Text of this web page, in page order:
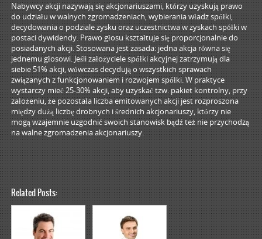
Nabywcy akcji nazywają się akcjonariuszami, którzy uzyskują prawo
do udziału w walnych zgromadzeniach, wybierania władz spółki,
decydowania o podziale zysku oraz uczestnictwa w zyskach spółki w
postaci dywidendy. Prawo głosu kształtuje się proporcjonalnie do
posiadanych akcji. Stosowana jest zasada: jedna akcja równa się
jednemu głosowi. Jeśli założyciele spółki akcyjnej zatrzymują dla
siebie 51% akcji, wówczas decydują o wszystkich sprawach
związanych z funkcjonowaniem i rozwojem spółki. W praktyce
wystarczy mieć 25-30% akcji, aby uzyskać tzw. pakiet kontrolny, przy
założeniu, że pozostała liczba emitowanych akcji jest rozproszona
między dużą liczbę drobnych i średnich akcjonariuszy, którzy nie
mogą wzajemnie uzgodnić swoich stanowisk bądź też nie przychodzą
na walne zgromadzenia akcjonariuszy.
Related Posts: